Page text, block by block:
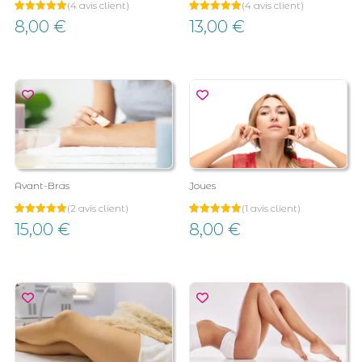
Noté
5.00
4
(4avis client)
8,00 €
Noté
5.00
4
(4avis client)
13,00 €
Avant-Bras
Noté
5.00
2
(2 avis client)
15,00 €
Joues
Noté
5.00
1
(1 avis client)
8,00 €